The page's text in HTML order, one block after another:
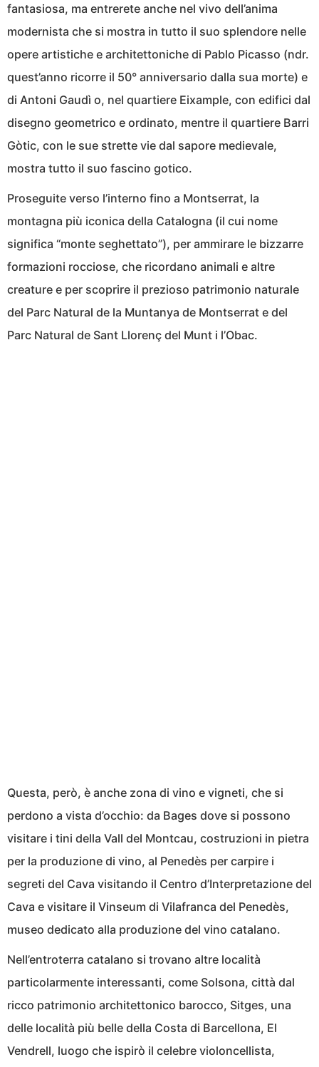
fantasiosa, ma entrerete anche nel vivo dell’anima
modernista che si mostra in tutto il suo splendore nelle
opere artistiche e architettoniche di Pablo Picasso (ndr.
quest’anno ricorre il 50° anniversario dalla sua morte) e
di Antoni Gaudì o, nel quartiere Eixample, con edifici dal
disegno geometrico e ordinato, mentre il quartiere Barri
Gòtic, con le sue strette vie dal sapore medievale,
mostra tutto il suo fascino gotico.
Proseguite verso l’interno fino a Montserrat, la
montagna più iconica della Catalogna (il cui nome
significa “monte seghettato”), per ammirare le bizzarre
formazioni rocciose, che ricordano animali e altre
creature e per scoprire il prezioso patrimonio naturale
del Parc Natural de la Muntanya de Montserrat e del
Parc Natural de Sant Llorenç del Munt i l’Obac.
Questa, però, è anche zona di vino e vigneti, che si
perdono a vista d’occhio: da Bages dove si possono
visitare i tini della Vall del Montcau, costruzioni in pietra
per la produzione di vino, al Penedès per carpire i
segreti del Cava visitando il Centro d’Interpretazione del
Cava e visitare il Vinseum di Vilafranca del Penedès,
museo dedicato alla produzione del vino catalano.
Nell’entroterra catalano si trovano altre località
particolarmente interessanti, come Solsona, città dal
ricco patrimonio architettonico barocco, Sitges, una
delle località più belle della Costa di Barcellona, El
Vendrell, luogo che ispirò il celebre violoncellista,